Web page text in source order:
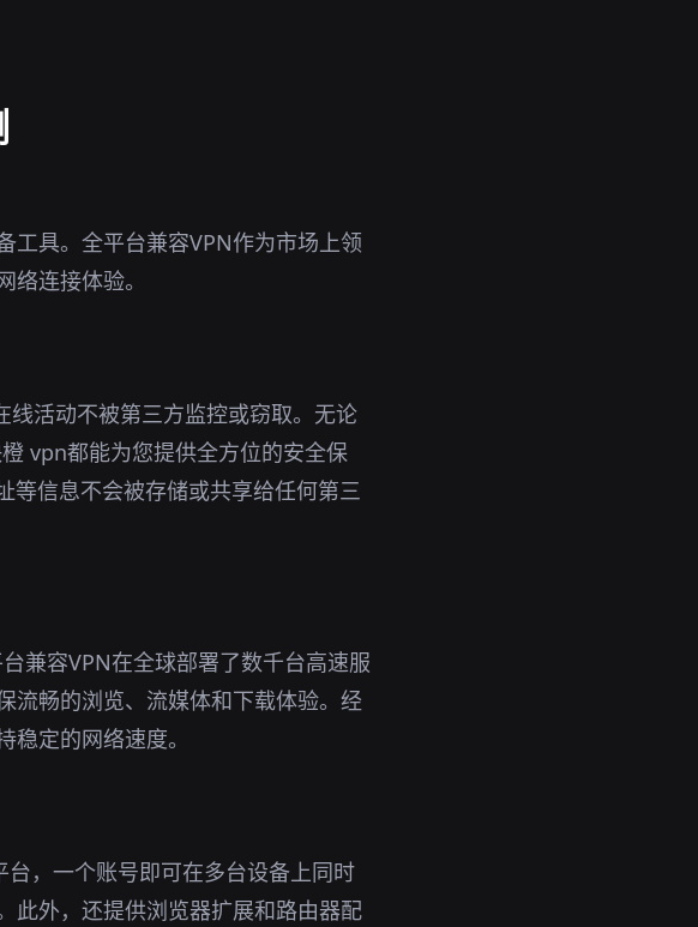
工具。全平台兼容VPN作为市场上领
连接体验。
线活动不被第三方监控或窃取。无论
vpn都能为您提供全方位的安全保
等信息不会被存储或共享给任何第三
兼容VPN在全球部署了数千台高速服
流畅的浏览、流媒体和下载体验。经
定的网络速度。
，一个账号即可在多台设备上同时
此外，还提供浏览器扩展和路由器配